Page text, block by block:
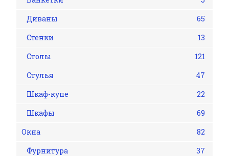
Диваны
65
Стенки
13
Столы
121
Стулья
47
Шкаф-купе
22
Шкафы
69
Окна
82
Фурнитура
37